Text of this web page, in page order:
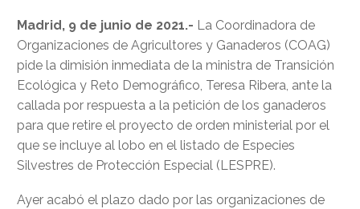
Madrid, 9 de junio de 2021.- La Coordinadora de
Organizaciones de Agricultores y Ganaderos (COAG)
pide la dimisión inmediata de la ministra de Transición
Ecológica y Reto Demográfico, Teresa Ribera, ante la
callada por respuesta a la petición de los ganaderos
para que retire el proyecto de orden ministerial por el
que se incluye al lobo en el listado de Especies
Silvestres de Protección Especial (LESPRE).
Ayer acabó el plazo dado por las organizaciones de